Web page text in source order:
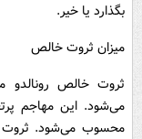
بگذارد یا خیر.
میزان ثروت خالص
می‌شود. این مهاجم
محسوب می‌شود. ثروت